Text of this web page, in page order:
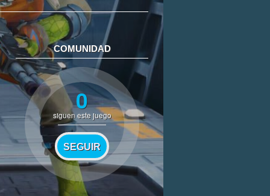
COMUNIDAD
0
siguen este juego
SEGUIR